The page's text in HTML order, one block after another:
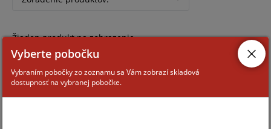
Žiaden produkt na zobrazenie
Vyberte pobočku
Vybraním pobočky zo zoznamu sa Vám zobrazí skladová
dostupnosť na vybranej pobočke.